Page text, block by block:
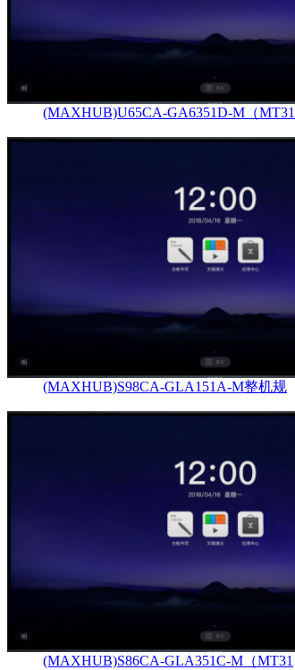
(MAXHUB)U65CA-GA6351D-M（MT31
(MAXHUB)S98CA-GLA151A-M整机规
(MAXHUB)S86CA-GLA351C-M（MT31